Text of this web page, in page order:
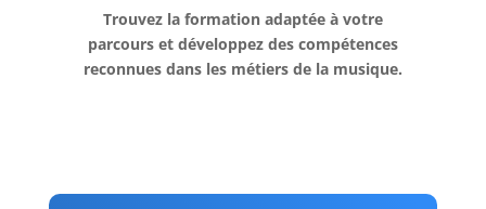
Trouvez la formation adaptée à votre
parcours et développez des compétences
reconnues dans les métiers de la musique.